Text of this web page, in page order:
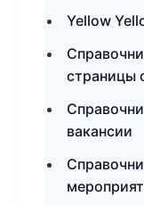
Yellow
страницы
вакансии